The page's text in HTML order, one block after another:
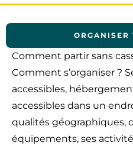
ORGANISER
Comment partir sans
Comment s’organiser ?
accessibles,
accessibles dans un
qualités géographiques,
équipements, ses